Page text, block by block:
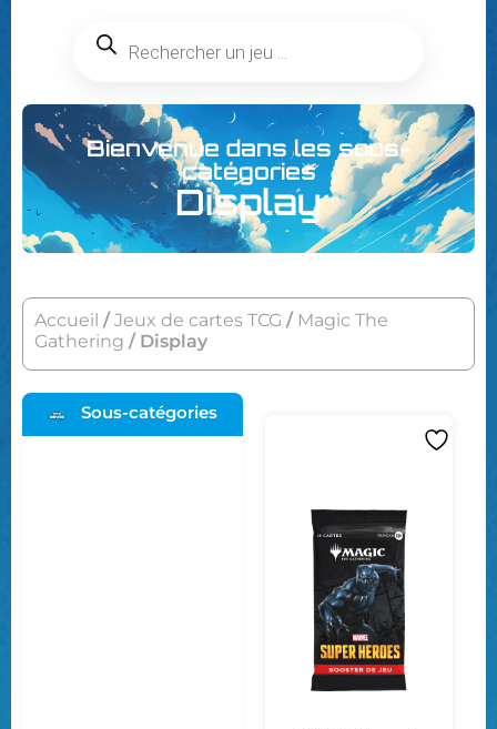
Bienvenue dans les sous-
catégories
Display
Accueil /Jeux de cartes TCG / Magic The
Gathering / Display
Sous-catégories